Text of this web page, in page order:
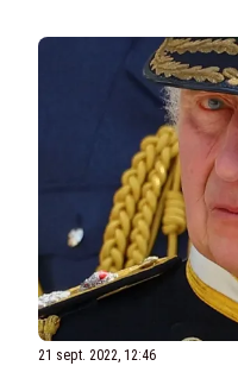
21 sept. 2022, 12:46